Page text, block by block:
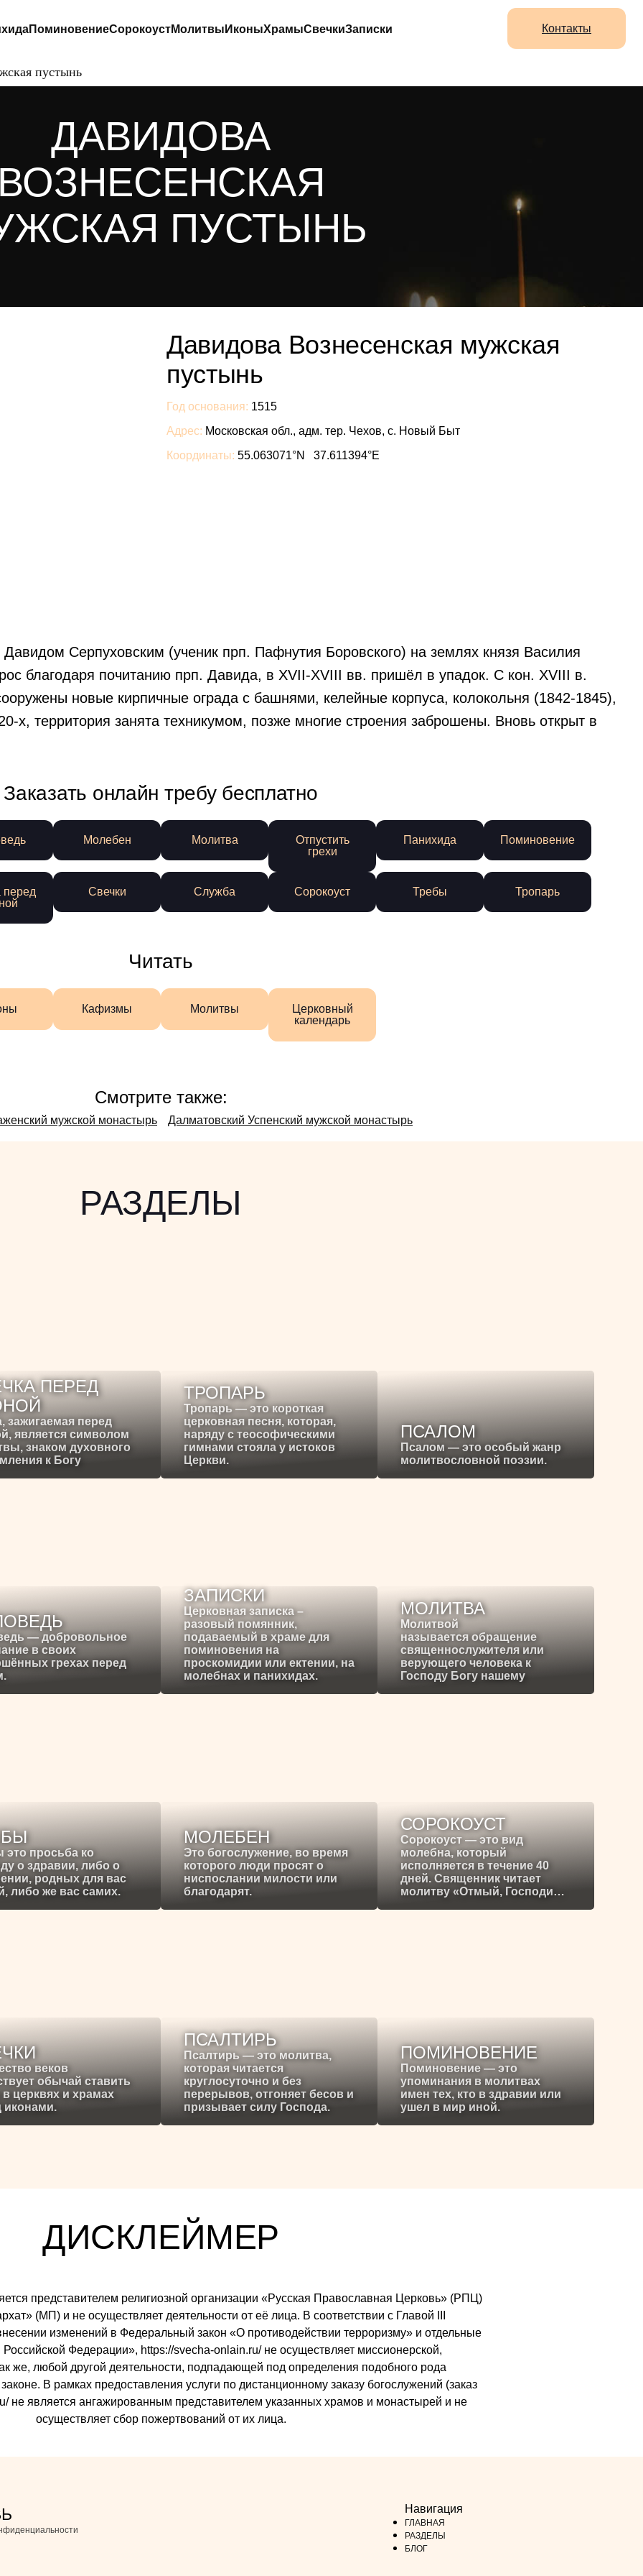
ПоминовениеСорокоустМолитвы ИконыХрамыСвечкиЗаписки Контакты
пустынь
ДАВИДОВА
ВОЗНЕСЕНСКАЯ
ПУСТЫНЬ
Давидова Вознесенская мужская
пустынь
Год основания: 1515
Адрес: Московская обл., адм. тер. Чехов, с. Новый Быт
Координаты: 55.063071°N 37.611394°E
Серпуховским (ученик прп. Пафнутия Боровского) на землях князя Василия
благодаря почитанию прп. Давида, в XVII-XVIII вв. пришёл в упадок. С кон. XVIII в.
новые кирпичные ограда с башнями, келейные корпуса, колокольня (1842-1845),
х, территория занята техникумом, позже многие строения заброшены. Вновь открыт в
Заказать онлайн требу бесплатно
Молебен Молитва
Отпустить
грехи
Панихида Поминовение
перед
Свечки Служба Сорокоуст Требы Тропарь
Читать
Кафизмы Молитвы
Церковный
календарь
Смотрите также:
мужской монастырь Далматовский Успенский мужской монастырь
РАЗДЕЛЫ
ПЕРЕД
зажигаемая перед
является символом
знаком духовного
к Богу
ТРОПАРЬ
Тропарь — это короткая
церковная песня, которая,
наряду с теософическими
гимнами стояла у истоков
Церкви.
ПСАЛОМ
Псалом — это особый жанр
молитвословной поэзии.
— добровольное
в своих
грехах перед
ЗАПИСКИ
Церковная записка –
разовый помянник,
подаваемый в храме для
поминовения на
проскомидии или ектении, на
молебнах и панихидах.
МОЛИТВА
Молитвой
называется обращение
священнослужителя или
верующего человека к
Господу Богу нашему
это просьба ко
о здравии, либо о
родных для вас
либо же вас самих.
МОЛЕБЕН
Это богослужение, во время
которого люди просят о
ниспослании милости или
благодарят.
СОРОКОУСТ
Сорокоуст — это вид
молебна, который
исполняется в течение 40
дней. Священник читает
молитву «Отмый, Господи…
веков
обычай ставить
в церквях и храмах
иконами.
ПСАЛТИРЬ
Псалтирь — это молитва,
которая читается
круглосуточно и без
перерывов, отгоняет бесов и
призывает силу Господа.
ПОМИНОВЕНИЕ
Поминовение — это
упоминания в молитвах
имен тех, кто в здравии или
ушел в мир иной.
ДИСКЛЕЙМЕР
представителем религиозной организации «Русская Православная Церковь» (РПЦ)
(МП) и не осуществляет деятельности от её лица. В соответствии с Главой III
изменений в Федеральный закон «О противодействии терроризму» и отдельные
Российской Федерации», https://svecha-onlain.ru/ не осуществляет миссионерской,
же, любой другой деятельности, подпадающей под определения подобного рода
В рамках предоставления услуги по дистанционному заказу богослужений (заказ
не является ангажированным представителем указанных храмов и монастырей и не
осуществляет сбор пожертвований от их лица.
Навигация
ГЛАВНАЯ
РАЗДЕЛЫ
БЛОГ